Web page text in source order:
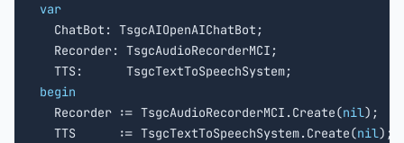
var
ChatBot: TsgcAIOpenAIChatBot;
  Recorder: TsgcAudioRecorderMCI;
begin
Recorder := TsgcAudioRecorderMCI.Create(nil);
  TTS      := TsgcTextToSpeechSystem.Create(
nil);